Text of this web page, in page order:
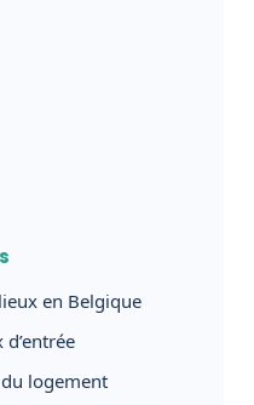
en Belgique
logement